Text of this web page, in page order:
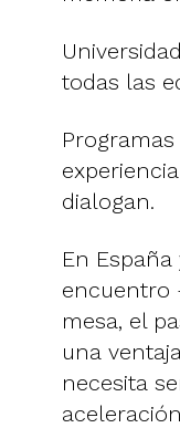
todas las
dialogan.
En
encuentro
mesa, el
una
necesita